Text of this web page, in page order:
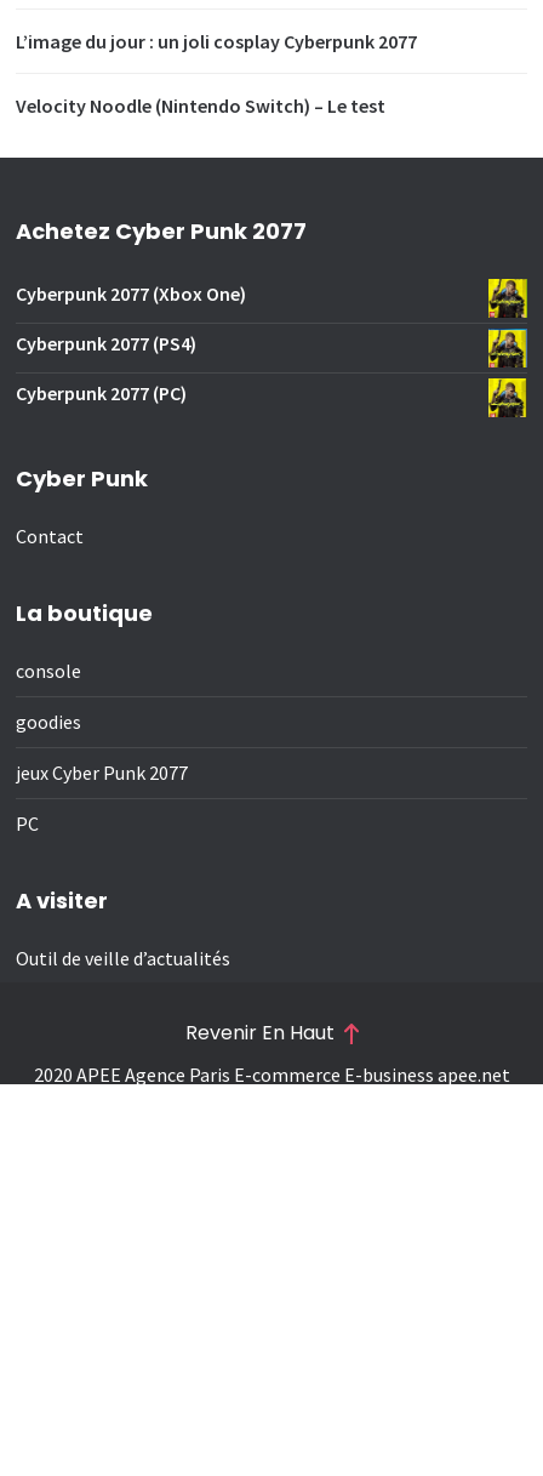
L’image du jour : un joli cosplay Cyberpunk 2077
Velocity Noodle (Nintendo Switch) – Le test
Achetez Cyber Punk 2077
Cyberpunk 2077 (Xbox One)
Cyberpunk 2077 (PS4)
Cyberpunk 2077 (PC)
Cyber Punk
Contact
La boutique
console
goodies
jeux Cyber Punk 2077
PC
A visiter
Outil de veille d’actualités
2020 APEE Agence Paris E-commerce E-business apee.net
Revenir En Haut